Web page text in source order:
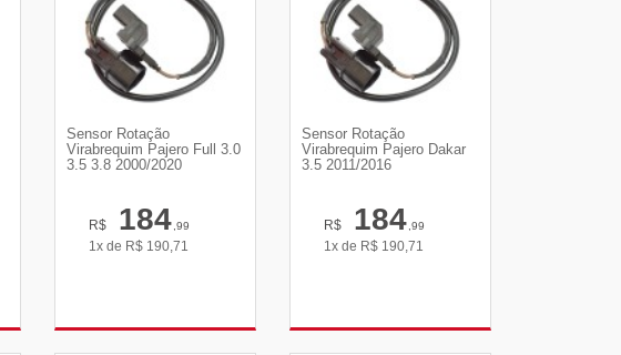
Sensor Rotação
Virabrequim Pajero Full 3.0
3.5 3.8 2000/2020
R$ 184,99
1x de R$ 190,71
Sensor Rotação
Virabrequim Pajero Dakar
3.5 2011/2016
R$ 184,99
1x de R$ 190,71